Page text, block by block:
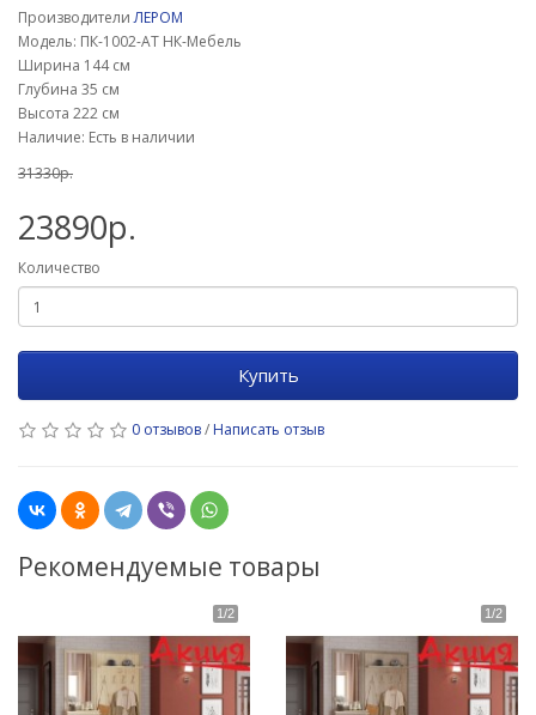
ПроизводителиЛЕРОМ
Модель: ПК-1002-АТ НК-Мебель
Ширина 144 см
Глубина 35 см
Высота 222 см
Наличие: Есть в наличии
31330р.
23890р.
Количество
Купить
0 отзывов/ Написать отзыв
Рекомендуемые товары